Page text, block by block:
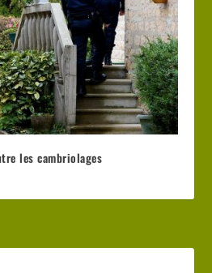
les cambriolages